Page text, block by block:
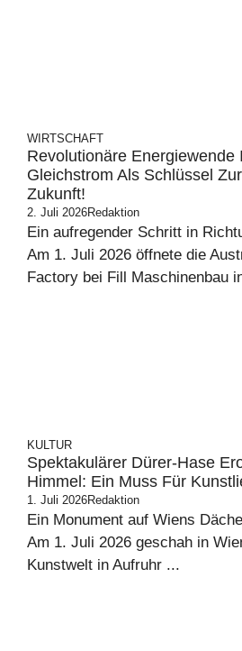
WIRTSCHAFT
Revolutionäre Energiewende
Gleichstrom Als Schlüssel
Zukunft!
2. Juli 2026Redaktion
Ein aufregender Schritt in
Am 1. Juli 2026 öffnete die
Factory bei Fill Maschinenbau
KULTUR
Spektakulärer Dürer-Hase
Himmel: Ein Muss Für
1. Juli 2026Redaktion
Ein Monument auf Wiens
Am 1. Juli 2026 geschah in
Kunstwelt in Aufruhr ...